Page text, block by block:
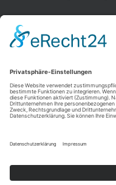
Kontakt
AGB